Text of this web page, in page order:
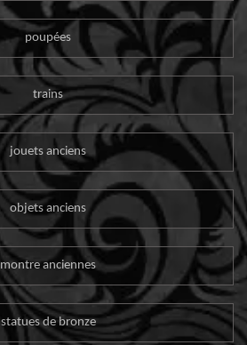
poupées
trains
jouets anciens
objets anciens
montre anciennes
statues de bronze